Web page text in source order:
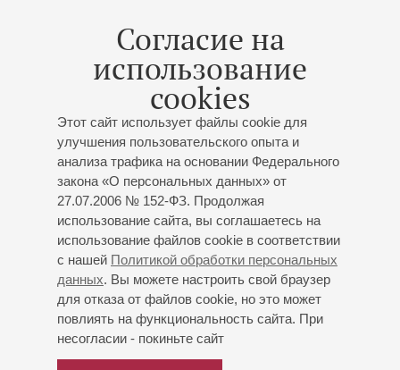
Согласие на
использование
cookies
Этот сайт использует файлы cookie для
улучшения пользовательского опыта и
анализа трафика на основании Федерального
закона «О персональных данных» от
27.07.2006 № 152-ФЗ. Продолжая
использование сайта, вы соглашаетесь на
использование файлов cookie в соответствии
с нашей Политикой обработки персональных
данных. Вы можете настроить свой браузер
для отказа от файлов cookie, но это может
повлиять на функциональность сайта. При
несогласии - покиньте сайт
Организовал и принял участие во множестве крупных
концертных мероприятий в качестве солиста, среди
которых — большой концерт в честь 70‑летия создания
Военно‑морского флота Народно‑освободительной
армии Китая, праздничный концерт ко Дню образования
КНР на сцене Национального университета обороны
Китая, новогодний приём Генерального консульства
Китайской Народной Республики в Санкт‑Петербурге,
новогодний симфонический концерт в Государственной
академической капелле Санкт‑Петербурга и другие
Чжан Вэй неоднократно выступал в эфире Центрального
телевидения Китая, на портале «Синьхуа» и других